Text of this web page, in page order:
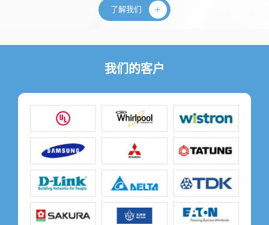
了解我们
我们的客户